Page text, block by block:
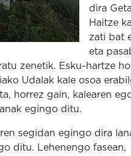
dira
Haitze
zati bat
eta
zenetik. Esku-hartze
Udalak kale osoa
horrez gain, kalearen
egingo ditu.
segidan egingo dira
ditu. Lehenengo fasean,